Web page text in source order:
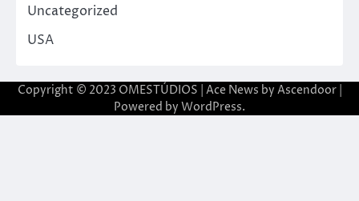
Uncategorized
USA
Copyright © 2023 OMESTÚDIOS | Ace News by Ascendoor|
Powered by WordPress.